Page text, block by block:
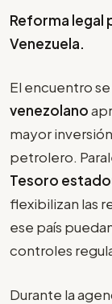
Reforma legal
Venezuela.
El encuentro
venezolano
mayor
petrolero.
Tesoro
flexibilizan las
ese país
controles
Durante la